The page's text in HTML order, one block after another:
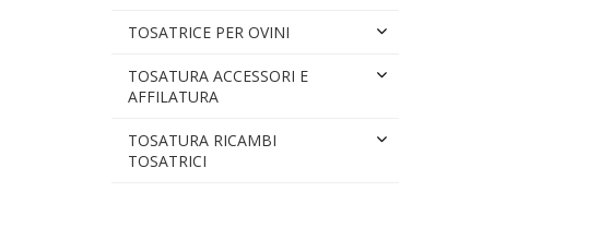
TOSATRICE PER OVINI
TOSATURA ACCESSORI E
AFFILATURA
TOSATURA RICAMBI
TOSATRICI